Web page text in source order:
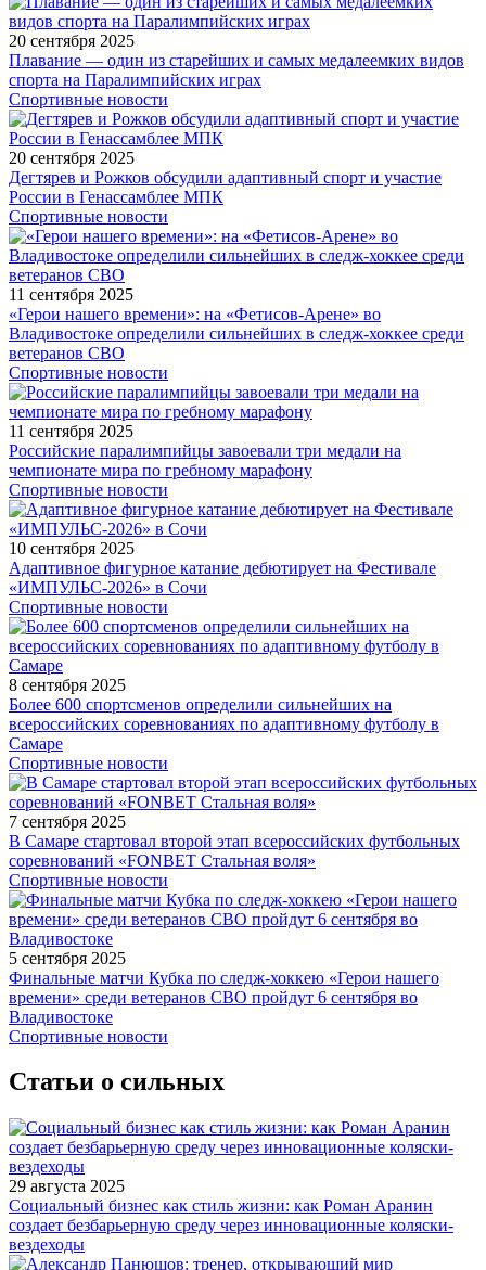
20 сентября 2025
Плавание — один из старейших и самых медалеемких видов
спорта на Паралимпийских играх
Спортивные новости
20 сентября 2025
Дегтярев и Рожков обсудили адаптивный спорт и участие
России в Генассамблее МПК
Спортивные новости
11 сентября 2025
«Герои нашего времени»: на «Фетисов-Арене» во
Владивостоке определили сильнейших в следж-хоккее среди
ветеранов СВО
Спортивные новости
11 сентября 2025
Российские паралимпийцы завоевали три медали на
чемпионате мира по гребному марафону
Спортивные новости
10 сентября 2025
Адаптивное фигурное катание дебютирует на Фестивале
«ИМПУЛЬС-2026» в Сочи
Спортивные новости
8 сентября 2025
Более 600 спортсменов определили сильнейших на
всероссийских соревнованиях по адаптивному футболу в
Самаре
Спортивные новости
7 сентября 2025
В Самаре стартовал второй этап всероссийских футбольных
соревнований «FONBET Стальная воля»
Спортивные новости
5 сентября 2025
Финальные матчи Кубка по следж-хоккею «Герои нашего
времени» среди ветеранов СВО пройдут 6 сентября во
Владивостоке
Спортивные новости
Статьи о сильных
29 августа 2025
Социальный бизнес как стиль жизни: как Роман Аранин
создает безбарьерную среду через инновационные коляски-
вездеходы